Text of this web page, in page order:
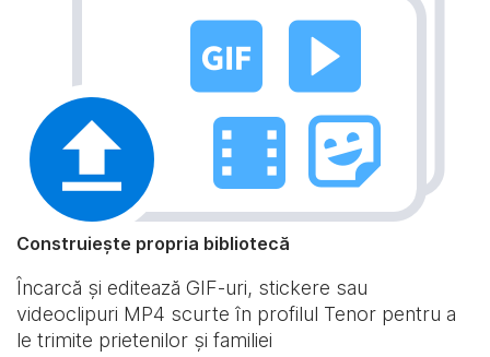
Construiește propria bibliotecă
Încarcă și editează GIF-uri, stickere sau
videoclipuri MP4 scurte în profilul Tenor pentru a
le trimite prietenilor și familiei